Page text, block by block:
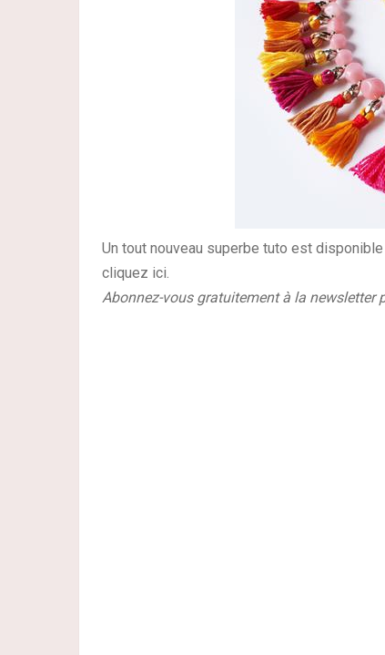
Un tout nouveau superbe tuto est
cliquez ici.
Abonnez-vous gratuitement à la newsletter